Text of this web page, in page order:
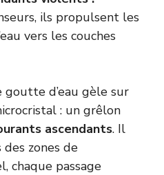
ils propulsent les
vers les couches
goutte d’eau gèle sur
: un grêlon
ascendants. Il
zones de
chaque passage